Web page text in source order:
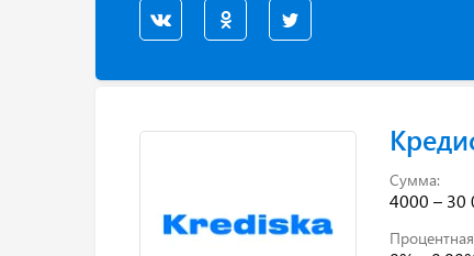
Сумма:
4000 – 30
Процентная